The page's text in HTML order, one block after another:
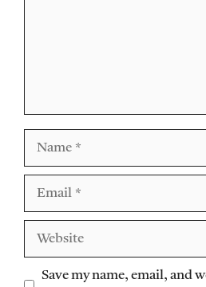
Save my name, email, and